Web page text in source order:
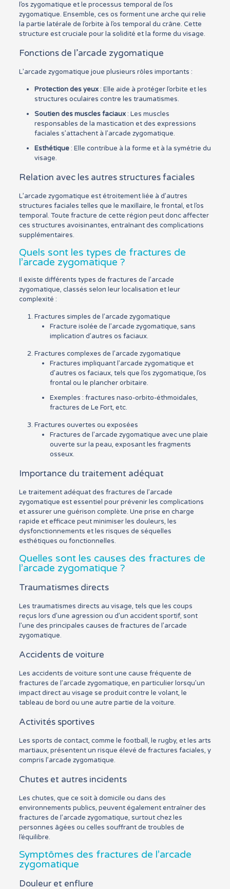
l’os zygomatique et le processus temporal de l’os
zygomatique. Ensemble, ces os forment une arche qui relie
la partie latérale de l’orbite à l’os temporal du crâne. Cette
structure est cruciale pour la solidité et la forme du visage.
Fonctions de l’arcade zygomatique
L’arcade zygomatique joue plusieurs rôles importants :
Protection des yeux: Elle aide à protéger l’orbite et les
structures oculaires contre les traumatismes.
Soutien des muscles faciaux: Les muscles
responsables de la mastication et des expressions
faciales s’attachent à l’arcade zygomatique.
Esthétique: Elle contribue à la forme et à la symétrie du
visage.
Relation avec les autres structures faciales
L’arcade zygomatique est étroitement liée à d’autres
structures faciales telles que le maxillaire, le frontal, et l’os
temporal. Toute fracture de cette région peut donc affecter
ces structures avoisinantes, entraînant des complications
supplémentaires.
Quels sont les types de fractures de
l’arcade zygomatique ?
Il existe différents types de fractures de l’arcade
zygomatique, classés selon leur localisation et leur
complexité :
Fractures simples de l’arcade zygomatique
Fracture isolée de l’arcade zygomatique, sans
implication d’autres os faciaux.
Fractures complexes de l’arcade zygomatique
Fractures impliquant l’arcade zygomatique et
d’autres os faciaux, tels que l’os zygomatique, l’os
frontal ou le plancher orbitaire.
Exemples : fractures naso-orbito-éthmoidales,
fractures de Le Fort, etc.
Fractures ouvertes ou exposées
Fractures de l’arcade zygomatique avec une plaie
ouverte sur la peau, exposant les fragments
osseux.
Importance du traitement adéquat
Le traitement adéquat des fractures de l’arcade
zygomatique est essentiel pour prévenir les complications
et assurer une guérison complète. Une prise en charge
rapide et efficace peut minimiser les douleurs, les
dysfonctionnements et les risques de séquelles
esthétiques ou fonctionnelles.
Quelles sont les causes des fractures de
l’arcade zygomatique ?
Traumatismes directs
Les traumatismes directs au visage, tels que les coups
reçus lors d’une agression ou d’un accident sportif, sont
l’une des principales causes de fractures de l’arcade
zygomatique.
Accidents de voiture
Les accidents de voiture sont une cause fréquente de
fractures de l’arcade zygomatique, en particulier lorsqu’un
impact direct au visage se produit contre le volant, le
tableau de bord ou une autre partie de la voiture.
Activités sportives
Les sports de contact, comme le football, le rugby, et les arts
martiaux, présentent un risque élevé de fractures faciales, y
compris l’arcade zygomatique.
Chutes et autres incidents
Les chutes, que ce soit à domicile ou dans des
environnements publics, peuvent également entraîner des
fractures de l’arcade zygomatique, surtout chez les
personnes âgées ou celles souffrant de troubles de
l’équilibre.
Symptômes des fractures de l’arcade
zygomatique
Douleur et enflure